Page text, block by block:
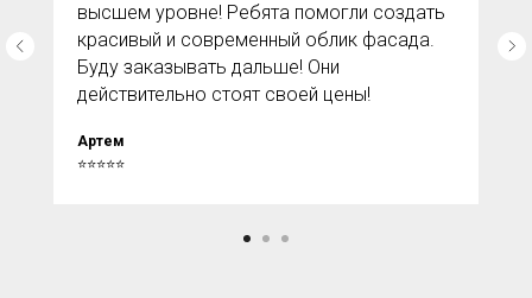
высшем уровне! Ребята помогли создать
красивый и современный облик фасада.
Буду заказывать дальше! Они
действительно стоят своей цены!
Артем
⭐⭐⭐⭐⭐